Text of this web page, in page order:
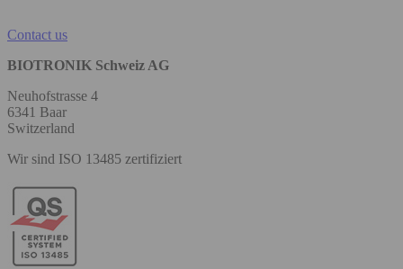
Contact us
BIOTRONIK Schweiz AG
Neuhofstrasse 4
6341 Baar
Switzerland
Wir sind ISO 13485 zertifiziert